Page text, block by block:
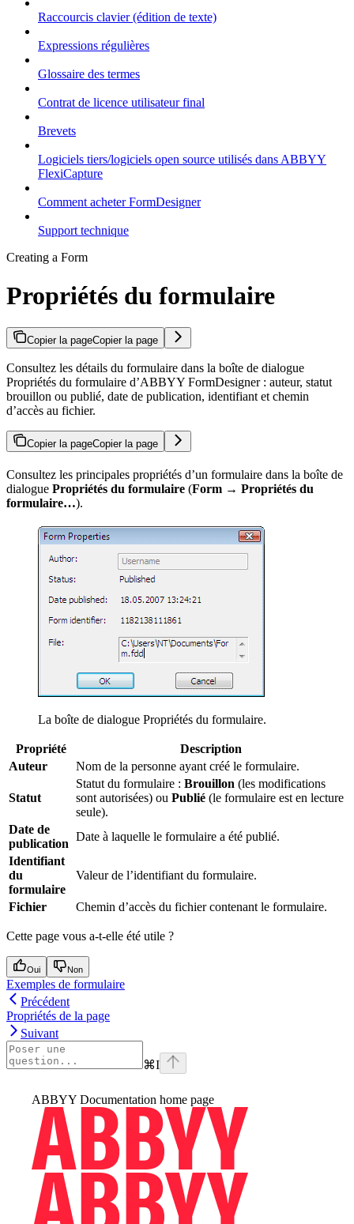
Raccourcis clavier (édition de texte)
Expressions régulières
Glossaire des termes
Contrat de licence utilisateur final
Brevets
Logiciels tiers/logiciels open source utilisés dans ABBYY
FlexiCapture
Comment acheter FormDesigner
Support technique
Creating a Form
Propriétés du formulaire
Copier la pageCopier la page
Consultez les détails du formulaire dans la boîte de dialogue
Propriétés du formulaire d’ABBYY FormDesigner : auteur, statut
brouillon ou publié, date de publication, identifiant et chemin
d’accès au fichier.
Copier la pageCopier la page
Consultez les principales propriétés d’un formulaire dans la boîte de
dialogue Propriétés du formulaire (Form → Propriétés du
formulaire…).
La boîte de dialogue Propriétés du formulaire.
Propriété
Description
Auteur
Nom de la personne ayant créé le formulaire.
Statut
Statut du formulaire : Brouillon (les modifications
sont autorisées) ou Publié (le formulaire est en lecture
seule).
Date de
publication
Date à laquelle le formulaire a été publié.
Identifiant
du
formulaire
Valeur de l’identifiant du formulaire.
Fichier Chemin d’accès du fichier contenant le formulaire.
Cette page vous a-t-elle été utile ?
Oui Non
Exemples de formulaire
Précédent
Propriétés de la page
Suivant
⌘I
ABBYY Documentation home page